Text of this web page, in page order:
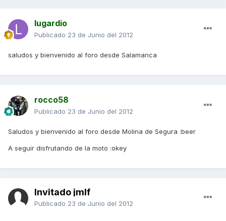
lugardio
Publicado 23 de Junio del 2012
saludos y bienvenido al foro desde Salamanca
rocco58
Publicado 23 de Junio del 2012
Saludos y bienvenido al foro desde Molina de Segura :beer
A seguir disfrutando de la moto :okey
Invitado jmlf
Publicado 23 de Junio del 2012